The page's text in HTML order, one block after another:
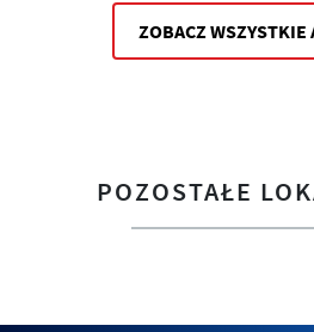
ZOBACZ WSZYSTKIE
POZOSTAŁE